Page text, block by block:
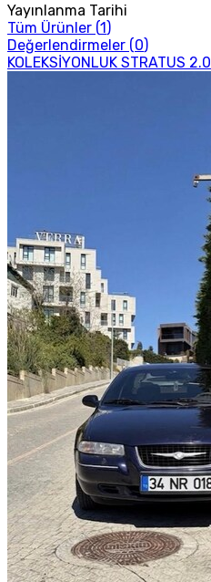
Yayınlanma Tarihi
Tüm Ürünler (1)
Değerlendirmeler (0)
KOLEKSİYONLUK STRATUS 2.0